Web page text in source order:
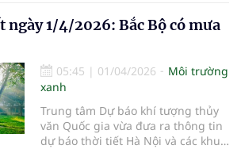
ngày 1/4/2026: Bắc Bộ có mưa
05:45 | 01/04/2026
Môi trường
xanh
Trung tâm Dự báo khí tượng thủy
văn Quốc gia vừa đưa ra thông tin
dự báo thời tiết Hà Nội và các khu